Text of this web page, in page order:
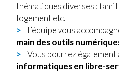
thématiques diverses :
logement etc.
L’équipe vous
main des outils
Vous pourrez également
informatiques en libre-